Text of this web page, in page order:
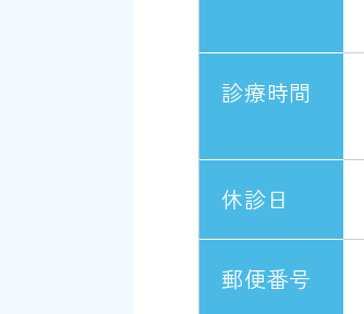
診療時間
休診日
郵便番号